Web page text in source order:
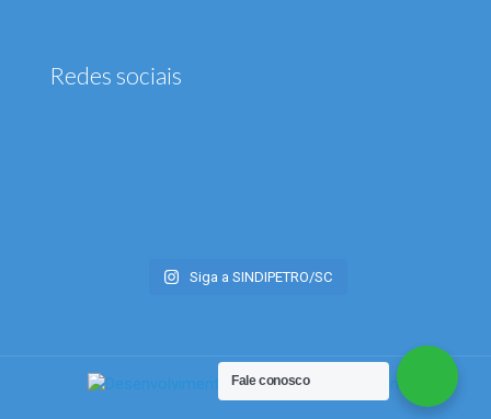
Redes sociais
Siga a SINDIPETRO/SC
Fale conosco